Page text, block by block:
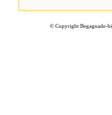
©Copyright Begagnade-